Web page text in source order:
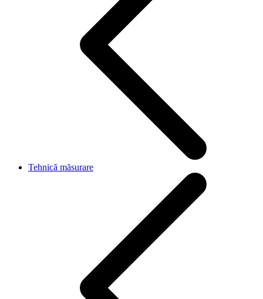
Tehnică măsurare